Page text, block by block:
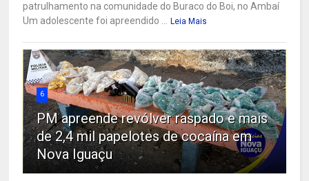
patrulhamento na comunidade do Buraco do Boi, no Ambaí
Um adolescente foi apreendido ... Leia Mais
6
PM apreende revólver raspado e mais
de 2,4 mil papelotes de cocaína em
Nova Iguaçu